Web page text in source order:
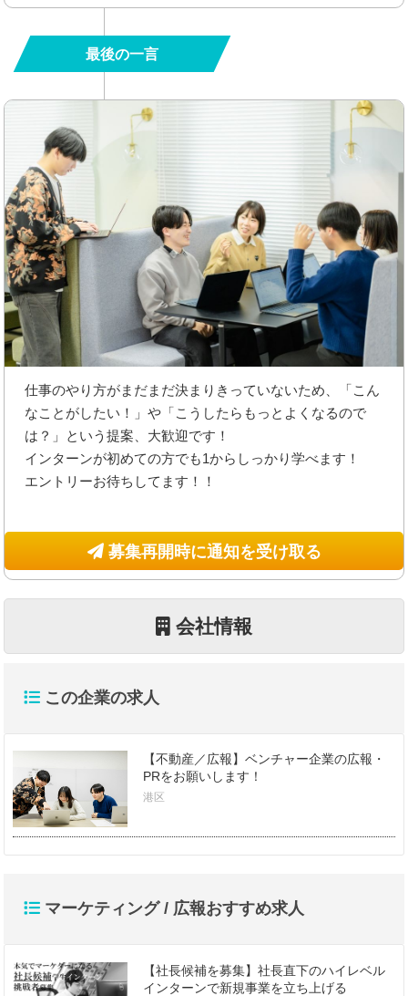
最後の一言
仕事のやり方がまだまだ決まりきっていないため、「こん
なことがしたい！」や「こうしたらもっとよくなるので
は？」という提案、大歓迎です！
インターンが初めての方でも1からしっかり学べます！
エントリーお待ちしてます！！
募集再開時に通知を受け取る
会社情報
この企業の求人
【不動産／広報】ベンチャー企業の広報・
PRをお願いします！
港区
マーケティング / 広報おすすめ求人
【社長候補を募集】社長直下のハイレベル
インターンで新規事業を立ち上げる